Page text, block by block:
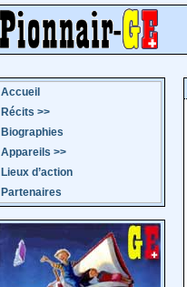
Accueil
Récits >>
Biographies
Appareils >>
Lieux d’action
Partenaires